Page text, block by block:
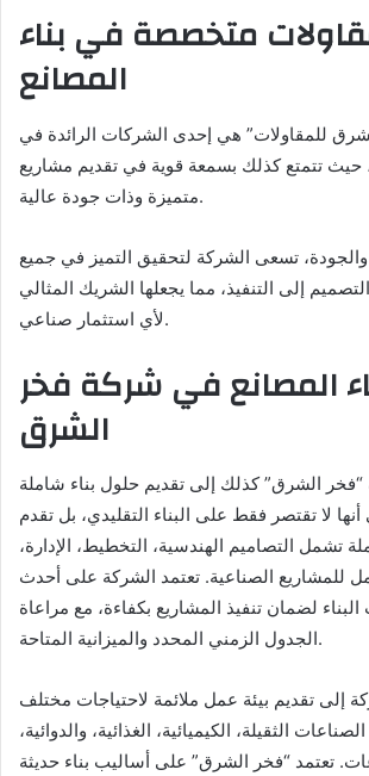
متخصصة في بناء
المصانع
للمقاولات” هي إحدى الشركات الرائدة في
حيث تتمتع كذلك بسمعة قوية في تقديم مشاريع
متميزة وذات جودة عالية.
والجودة، تسعى الشركة لتحقيق التميز في جميع
إلى التنفيذ، مما يجعلها الشريك المثالي
لأي استثمار صناعي.
المصانع في شركة فخر
الشرق
الشرق” كذلك إلى تقديم حلول بناء شاملة
لا تقتصر فقط على البناء التقليدي، بل تقدم
تشمل التصاميم الهندسية، التخطيط، الإدارة،
للمشاريع الصناعية. تعتمد الشركة على أحدث
لضمان تنفيذ المشاريع بكفاءة، مع مراعاة
الجدول الزمني المحدد والميزانية المتاحة.
إلى تقديم بيئة عمل ملائمة لاحتياجات مختلف
الثقيلة، الكيميائية، الغذائية، والدوائية،
تعتمد “فخر الشرق” على أساليب بناء حديثة